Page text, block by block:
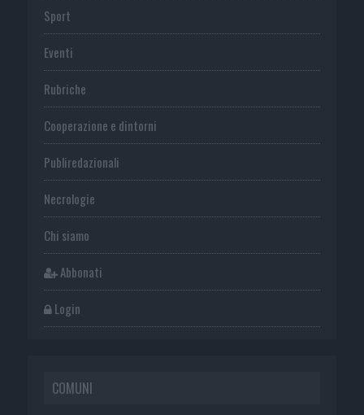
Sport
Eventi
Rubriche
Cooperazione e dintorni
Publiredazionali
Necrologie
Chi siamo
Abbonati
Login
COMUNI